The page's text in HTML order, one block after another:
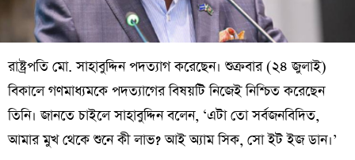
রাষ্ট্রপতি মো. সাহাবুদ্দিন পদত্যাগ করেছেন। শুক্রবার (২৪ জুলাই)
বিকালে গণমাধ্যমকে পদত্যাগের বিষয়টি নিজেই নিশ্চিত করেছেন
তিনি। জানতে চাইলে সাহাবুদ্দিন বলেন, ‘এটা তো সর্বজনবিদিত,
আমার মুখ থেকে শুনে কী লাভ? আই অ্যাম সিক, সো ইট ইজ ডান।’